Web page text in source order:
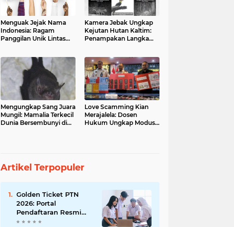
Menguak Jejak Nama
Indonesia: Ragam
Panggilan Unik Lintas
Kamera Jebak Ungkap
Kejutan Hutan Kaltim:
Penampakan Langka
Mengungkap Sang Juara
Mungil: Mamalia Terkecil
Dunia Bersembunyi di
Love Scamming Kian
Merajalela: Dosen
Hukum Ungkap Modus
Artikel Terpopuler
Golden Ticket PTN
2026: Portal
Pendaftaran Resmi
Dibuka, Raih